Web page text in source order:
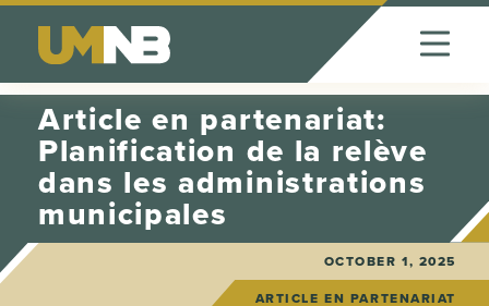
Skip to Content
Article en partenariat:
Planification de la relève
dans les administrations
municipales
OCTOBER 1, 2025
ARTICLE EN PARTENARIAT